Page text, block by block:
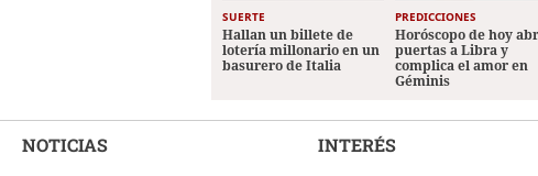
SUERTE
Hallan un billete de
lotería millonario en un
basurero de Italia
PREDICCIONES
Horóscopo de hoy
puertas a Libra y
complica el amor en
Géminis
NOTICIAS INTERÉS